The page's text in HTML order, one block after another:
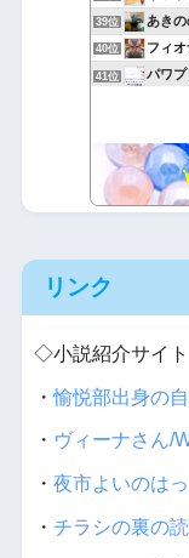
39位 あき
40位 フィ
41位 パワ
放置
リンク
◇小説紹介サイト
・愉悦部出身の
・ ヴィーナさん/
・ 夜市よいのは
・ チラシの裏の